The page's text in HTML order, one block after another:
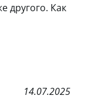
другого. Как
14.07.2025